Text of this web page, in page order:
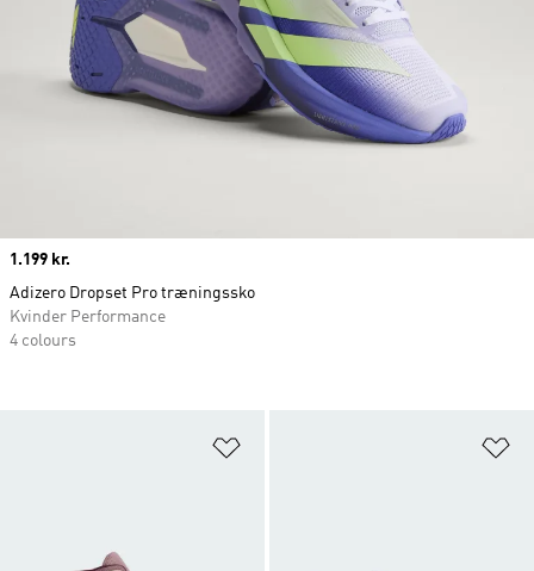
Price
1.199 kr.
Adizero Dropset Pro træningssko
Kvinder Performance
4 colours